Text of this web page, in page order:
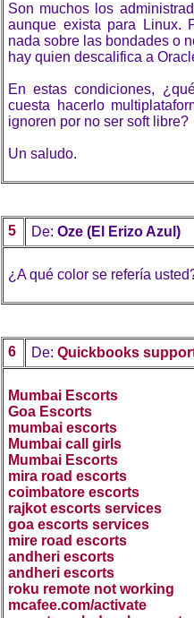
Son muchos los
aunque exista para Linux.
nada sobre las bondades o
hay quien descalifica a
En estas condiciones,
cuesta hacerlo
ignoren por no ser soft libre?
Un saludo.
5 De: Oze (El Erizo Azul)
¿A qué color se refería
6 De: Quickbooks
Mumbai Escorts
Goa Escorts
mumbai escorts
Mumbai call girls
Mumbai Escorts
mira road escorts
coimbatore escorts
rajkot escorts services
goa escorts services
mire road escorts
andheri escorts
andheri escorts
roku remote not working
mcafee.com/activate